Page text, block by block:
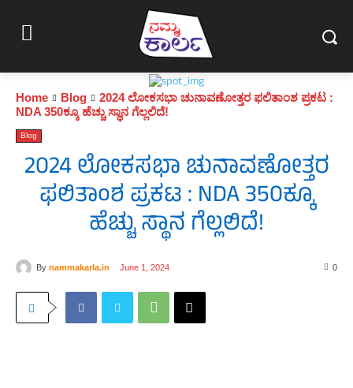
Home Blog
2024 ಲೋಕಸಭಾ ಚುನಾವಣೋತ್ತರ ಫಲಿತಾಂಶ ಪ್ರಕಟ :
NDA 350ಕ್ಕೂ ಹೆಚ್ಚು ಸ್ಥಾನ ಗೆಲ್ಲಲಿದೆ!
Blog
2024 ಲೋಕಸಭಾ ಚುನಾವಣೋತ್ತರ
ಫಲಿತಾಂಶ ಪ್ರಕಟ : NDA 350ಕ್ಕೂ
ಹೆಚ್ಚು ಸ್ಥಾನ ಗೆಲ್ಲಲಿದೆ!
By nammakarla.in June 1, 2024 0